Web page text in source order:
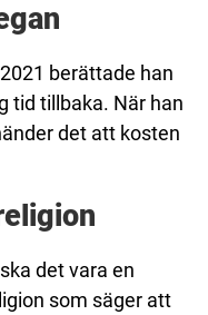
berättade han
tid tillbaka. När han
det att kosten
det vara en
som säger att